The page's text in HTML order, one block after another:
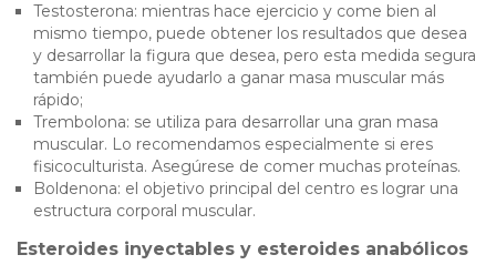
Testosterona: mientras hace ejercicio y come bien al
mismo tiempo, puede obtener los resultados que desea
y desarrollar la figura que desea, pero esta medida segura
también puede ayudarlo a ganar masa muscular más
rápido;
Trembolona: se utiliza para desarrollar una gran masa
muscular. Lo recomendamos especialmente si eres
fisicoculturista. Asegúrese de comer muchas proteínas.
Boldenona: el objetivo principal del centro es lograr una
estructura corporal muscular.
Esteroides inyectables y esteroides anabólicos